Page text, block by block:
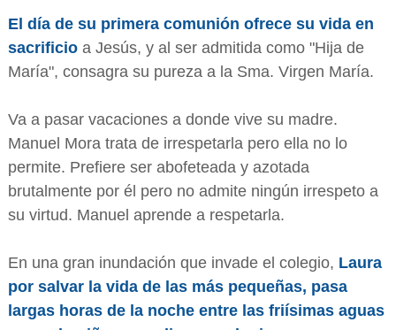
El día de su primera comunión ofrece su vida en
sacrificioa Jesús, y al ser admitida como "Hija de
María", consagra su pureza a la Sma. Virgen María.
Va a pasar vacaciones a donde vive su madre.
Manuel Mora trata de irrespetarla pero ella no lo
permite. Prefiere ser abofeteada y azotada
brutalmente por él pero no admite ningún irrespeto a
su virtud. Manuel aprende a respetarla.
En una gran inundación que invade el colegio, Laura
por salvar la vida de las más pequeñas, pasa
largas horas de la noche entre las friísimas aguas